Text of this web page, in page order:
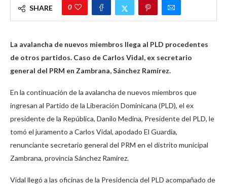
SHARE 0
La avalancha de nuevos miembros llega al PLD procedentes
de otros partidos. Caso de Carlos Vidal, ex secretario
general del PRM en Zambrana, Sánchez Ramírez.
En la continuación de la avalancha de nuevos miembros que
ingresan al Partido de la Liberación Dominicana (PLD), el ex
presidente de la República, Danilo Medina, Presidente del PLD, le
tomó el juramento a Carlos Vidal, apodado El Guardia,
renunciante secretario general del PRM en el distrito municipal
Zambrana, provincia Sánchez Ramírez.
Vidal llegó a las oficinas de la Presidencia del PLD acompañado de